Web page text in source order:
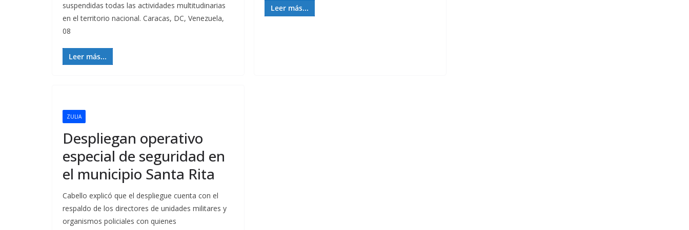
suspendidas todas las actividades multitudinarias
en el territorio nacional. Caracas, DC, Venezuela,
08
Leer más...
Leer más...
ZULIA
Despliegan operativo
especial de seguridad en
el municipio Santa Rita
Cabello explicó que el despliegue cuenta con el
respaldo de los directores de unidades militares y
organismos policiales con quienes